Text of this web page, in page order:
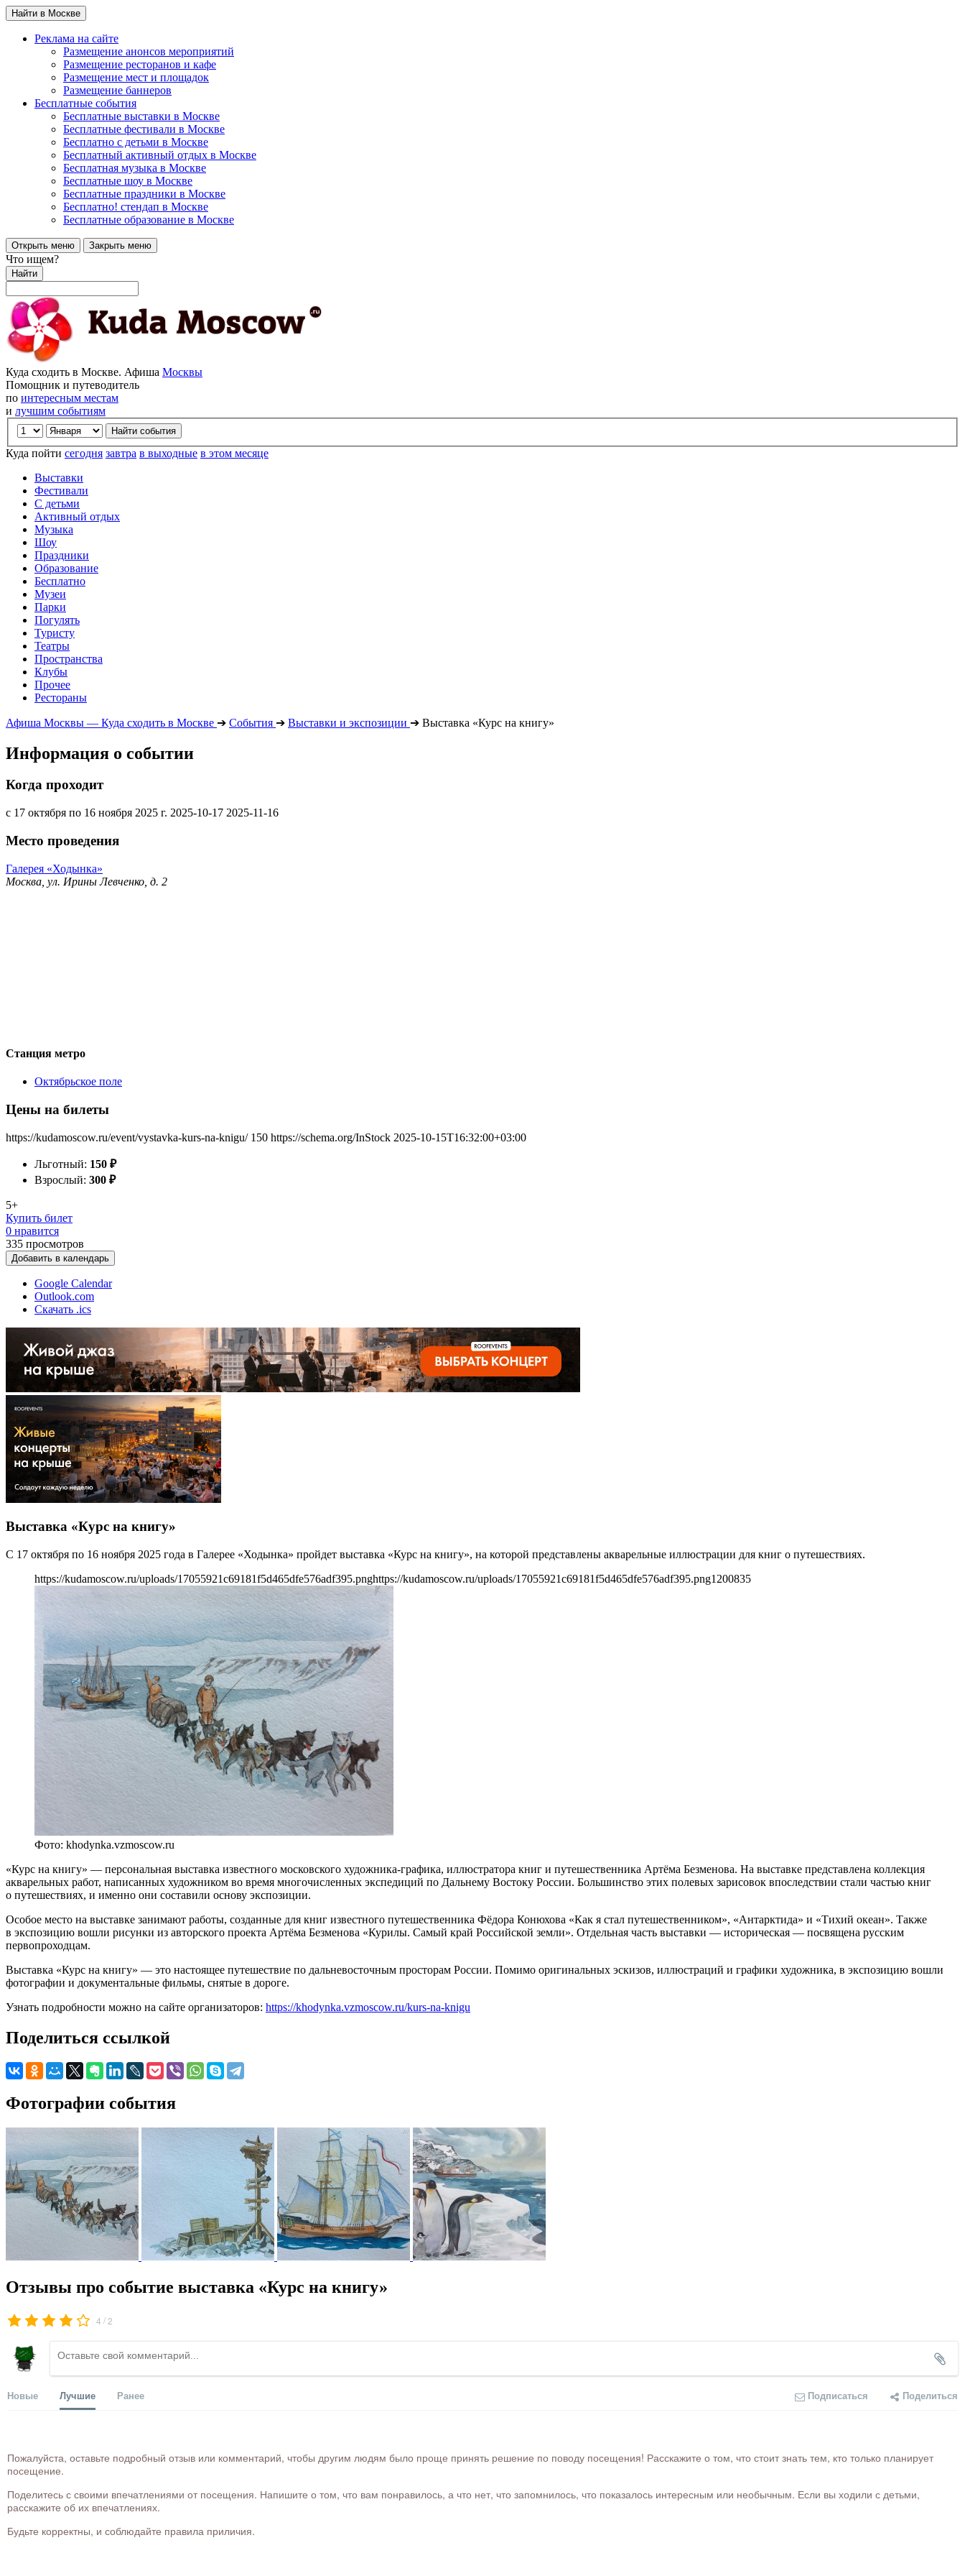
Найти в Москве
Реклама на сайте
Размещение анонсов мероприятий
Размещение ресторанов и кафе
Размещение мест и площадок
Размещение баннеров
Бесплатные события
Бесплатные выставки в Москве
Бесплатные фестивали в Москве
Бесплатно с детьми в Москве
Бесплатный активный отдых в Москве
Бесплатная музыка в Москве
Бесплатные шоу в Москве
Бесплатные праздники в Москве
Бесплатно! стендап в Москве
Бесплатные образование в Москве
Открыть меню Закрыть меню
Что ищем?
Найти
Куда сходить в Москве. Афиша Москвы
Помощник и путеводитель
по интересным местам
и лучшим событиям
Куда пойти сегодня завтра в выходные в этом месяце
Выставки
Фестивали
С детьми
Активный отдых
Музыка
Шоу
Праздники
Образование
Бесплатно
Музеи
Парки
Погулять
Туристу
Театры
Пространства
Клубы
Прочее
Рестораны
Афиша Москвы — Куда сходить в Москве ➔ События ➔ Выставки и экспозиции ➔ Выставка «Курс на книгу»
Информация о событии
Когда проходит
с 17 октября по 16 ноября 2025 г. 2025-10-17 2025-11-16
Место проведения
Галерея «Ходынка»
Москва, ул. Ирины Левченко, д. 2
Станция метро
Октябрьское поле
Цены на билеты
https://kudamoscow.ru/event/vystavka-kurs-na-knigu/ 150 https://schema.org/InStock 2025-10-15T16:32:00+03:00
Льготный: 150 ₽
Взрослый: 300 ₽
5+
Купить билет
0 нравится
335 просмотров
Добавить в календарь
Google Calendar
Outlook.com
Скачать .ics
Выставка «Курс на книгу»
С 17 октября по 16 ноября 2025 года в Галерее «Ходынка» пройдет выставка «Курс на книгу», на которой представлены акварельные иллюстрации для книг о путешествиях.
https://kudamoscow.ru/uploads/17055921c69181f5d465dfe576adf395.pnghttps://kudamoscow.ru/uploads/17055921c69181f5d465dfe576adf395.png1200835
Фото: khodynka.vzmoscow.ru
«Курс на книгу» — персональная выставка известного московского художника-графика, иллюстратора книг и путешественника Артёма Безменова. На выставке представлена коллекция
акварельных работ, написанных художником во время многочисленных экспедиций по Дальнему Востоку России. Большинство этих полевых зарисовок впоследствии стали частью книг
о путешествиях, и именно они составили основу экспозиции.
Особое место на выставке занимают работы, созданные для книг известного путешественника Фёдора Конюхова «Как я стал путешественником», «Антарктида» и «Тихий океан». Также
в экспозицию вошли рисунки из авторского проекта Артёма Безменова «Курилы. Самый край Российской земли». Отдельная часть выставки — историческая — посвящена русским
первопроходцам.
Выставка «Курс на книгу» — это настоящее путешествие по дальневосточным просторам России. Помимо оригинальных эскизов, иллюстраций и графики художника, в экспозицию вошли
фотографии и документальные фильмы, снятые в дороге.
Узнать подробности можно на сайте организаторов: https://khodynka.vzmoscow.ru/kurs-na-knigu
Поделиться ссылкой
Фотографии события
Отзывы про событие выставка «Курс на книгу»
4 /2
Новые Лучшие Ранее Подписаться Поделиться
Пожалуйста, оставьте подробный отзыв или комментарий, чтобы другим людям было проще принять решение по поводу посещения! Расскажите о том, что стоит знать тем, кто только планирует
посещение.
Поделитесь с своими впечатлениями от посещения. Напишите о том, что вам понравилось, а что нет, что запомнилось, что показалось интересным или необычным. Если вы ходили с детьми,
расскажите об их впечатлениях.
Будьте корректны, и соблюдайте правила приличия.